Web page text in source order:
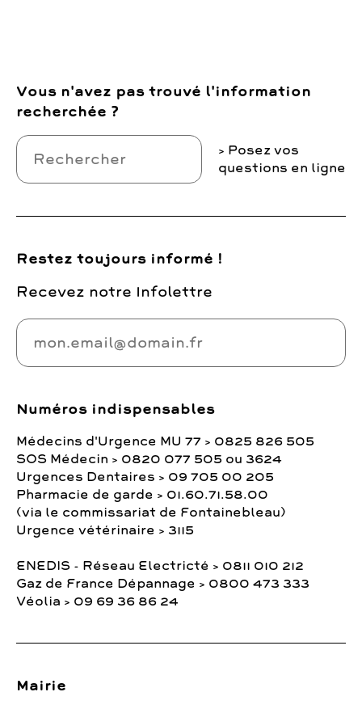
Vous n'avez pas trouvé l'information
recherchée ?
Posez vos
questions en ligne
Restez toujours informé !
Recevez notre Infolettre
Numéros indispensables
Médecins d'Urgence MU 77 > 0825 826 505
SOS Médecin > 0820 077 505 ou 3624
Urgences Dentaires > 09 705 00 205
Pharmacie de garde > 01.60.71.58.00
(via le commissariat de Fontainebleau)
Urgence vétérinaire > 3115
ENEDIS - Réseau Electricté > 0811 010 212
Gaz de France Dépannage > 0800 473 333
Véolia > 09 69 36 86 24
Mairie